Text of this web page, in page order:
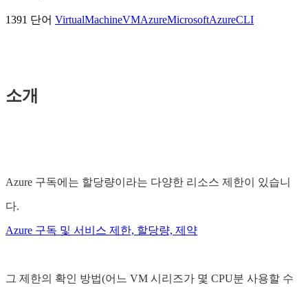
1391 단어 VirtualMachineVMAzureMicrosoftAzureCLI
소개
Azure 구독에는 할당량이라는 다양한 리소스 제한이 있습니
다.
Azure 구독 및 서비스 제한, 할당량, 제약
그 제한의 확인 방법(어느 VM 시리즈가 몇 CPU분 사용할 수